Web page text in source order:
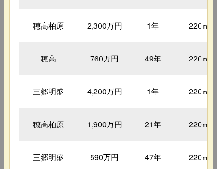
穂高柏原 2,300万円 1年 220㎡
穂高 760万円 49年 220㎡
三郷明盛 4,200万円 1年 220㎡
穂高柏原 1,900万円 21年 220㎡
三郷明盛 590万円 47年 220㎡